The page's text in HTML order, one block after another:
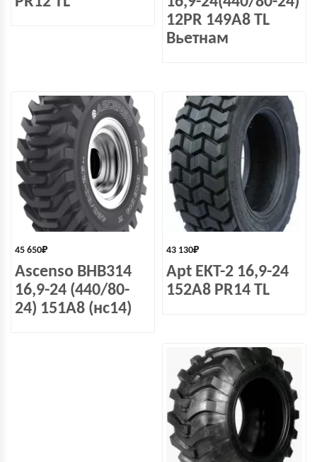
12PR 149A8 TL
Вьетнам
45 650₽
Ascenso BHB314
16,9-24 (440/80-
24) 151A8 (нс14)
43 130₽
Apt EKT-2 16,9-24
152A8 PR14 TL